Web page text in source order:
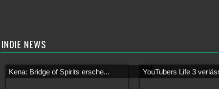
INDIE NEWS
Kena: Bridge of Spirits ersche... YouTubers Life 3